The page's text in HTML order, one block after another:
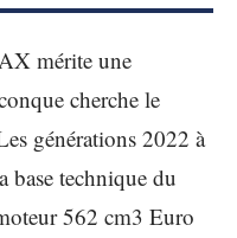
mérite une
cherche le
générations 2022 à
base technique du
562 cm3 Euro